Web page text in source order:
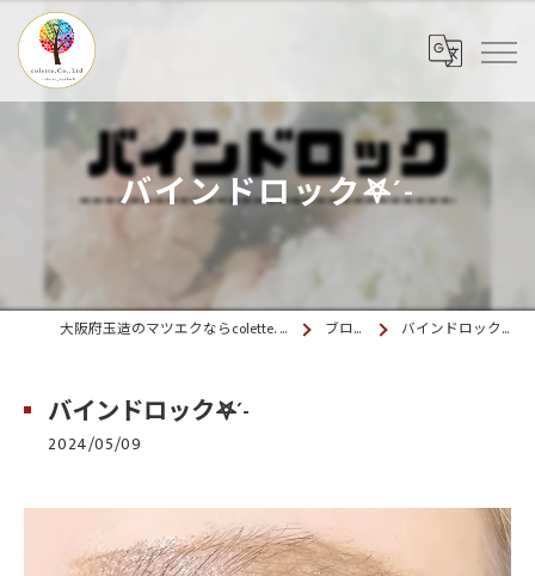
バインドロック𖤐´-
大阪府玉造のマツエクならcolette. 玉造 ブログ バインドロック𖤐´-
バインドロック𖤐´-
2024/05/09